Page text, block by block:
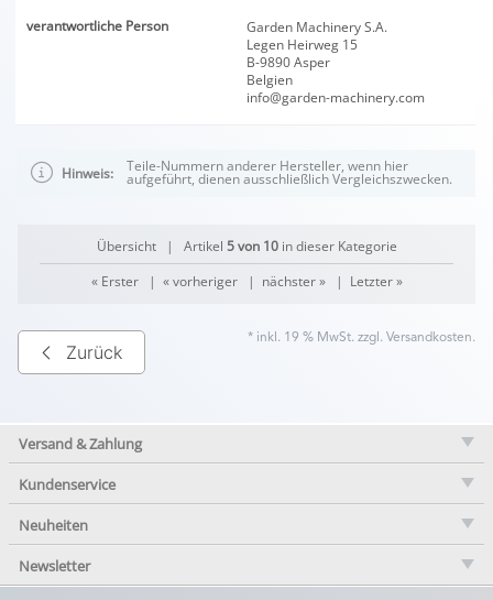
verantwortliche Person
Garden Machinery S.A.
Legen Heirweg 15
B-9890 Asper
Belgien
info@garden-machinery.com
Hinweis: Teile-Nummern anderer Hersteller, wenn hier
aufgeführt, dienen ausschließlich Vergleichszwecken.
Übersicht| Artikel 5 von 10in dieser Kategorie
« Erster| « vorheriger| nächster »| Letzter »
Zurück
* inkl. 19 % MwSt. zzgl. Versandkosten.
Versand & Zahlung
Kundenservice
Neuheiten
Newsletter